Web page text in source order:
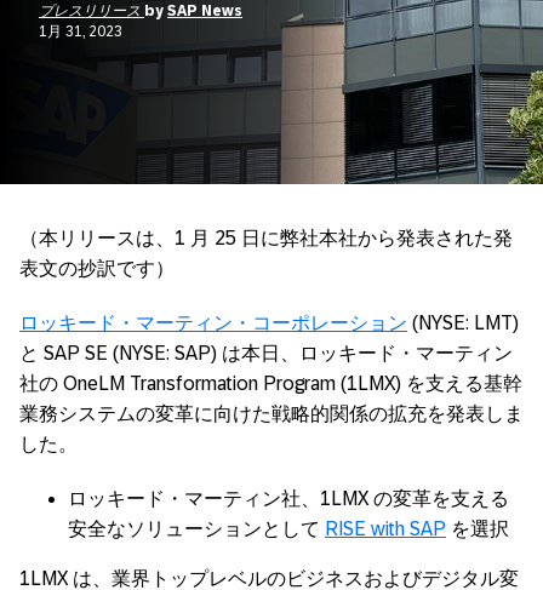
プレスリリース by SAP News
1月 31, 2023
（本リリースは、1 月 25 日に弊社本社から発表された発
表文の抄訳です）
ロッキード・マーティン・コーポレーション (NYSE: LMT)
と SAP SE (NYSE: SAP) は本日、ロッキード・マーティン
社の OneLM Transformation Program (1LMX) を支える基幹
業務システムの変革に向けた戦略的関係の拡充を発表しま
した。
ロッキード・マーティン社、1LMX の変革を支える
安全なソリューションとして RISE with SAP を選択
1LMX は、業界トップレベルのビジネスおよびデジタル変